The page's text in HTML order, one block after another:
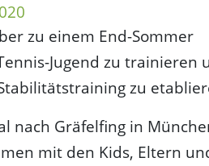
zu einem End-Sommer
Jugend zu trainieren
zu
nach Gräfelfing in
mit den Kids, Eltern